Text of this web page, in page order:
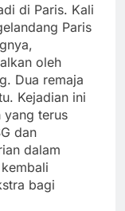
di Paris. Kali
Paris
oleh
Dua remaja
Kejadian ini
yang terus
dan
dalam
bagi